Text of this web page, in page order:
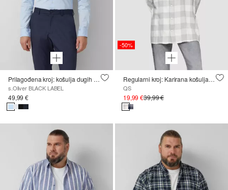
Prilagođena kroj: košulja dugih rukava u Comfortstretch materijalu
s.Oliver BLACK LABEL
49,99 €
-50%
Regularni kroj: Karirana košulja s džepom na prsima
QS
19,99 €39,99 €